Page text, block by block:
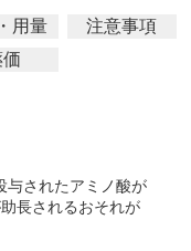
用量
注意事項
されたアミノ酸が
長されるおそれが